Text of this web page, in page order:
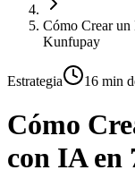
Cómo Crear
Kunfupay
Estrategia 16 min
Cómo
con IA en